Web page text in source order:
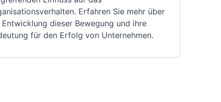
Erfahren Sie mehr über
dieser Bewegung und ihre
für den Erfolg von Unternehmen.